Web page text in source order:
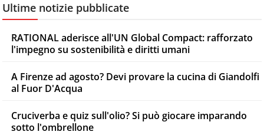
Ultime notizie pubblicate
RATIONAL aderisce all'UN Global Compact: rafforzato
l'impegno su sostenibilità e diritti umani
A Firenze ad agosto? Devi provare la cucina di Giandolfi
al Fuor D'Acqua
Cruciverba e quiz sull'olio? Si può giocare imparando
sotto l'ombrellone